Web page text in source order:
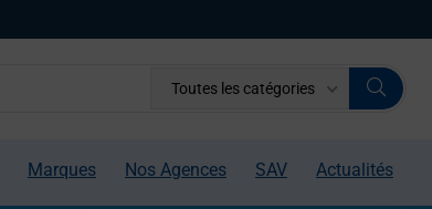
Toutes les catégories
Marques Nos Agences SAV Actualités